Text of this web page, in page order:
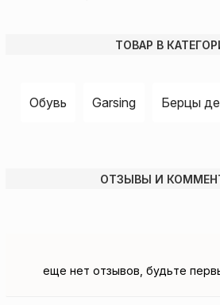
ТОВАР В
Обувь Garsing Берцы
ОТЗЫВЫ И
еще нет отзывов, будьте